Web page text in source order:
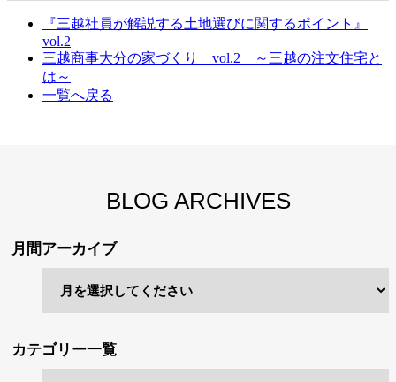
『三越社員が解説する土地選びに関するポイント』
vol.2
三越商事大分の家づくり vol.2 ～三越の注文住宅と
は～
一覧へ戻る
BLOG ARCHIVES
月間アーカイブ
カテゴリー一覧